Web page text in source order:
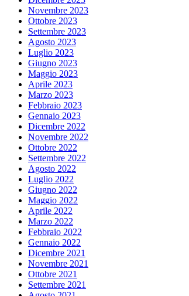
Novembre 2023
Ottobre 2023
Settembre 2023
Agosto 2023
Luglio 2023
Giugno 2023
Maggio 2023
Aprile 2023
Marzo 2023
Febbraio 2023
Gennaio 2023
Dicembre 2022
Novembre 2022
Ottobre 2022
Settembre 2022
Agosto 2022
Luglio 2022
Giugno 2022
Maggio 2022
Aprile 2022
Marzo 2022
Febbraio 2022
Gennaio 2022
Dicembre 2021
Novembre 2021
Ottobre 2021
Settembre 2021